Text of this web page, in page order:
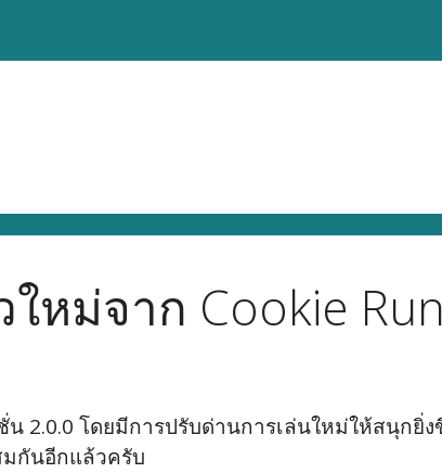
หม่จาก Cookie
2.0.0 โดยมีการปรับด่านการเล่นใหม่ให้สนุก
กันอีกแล้วครับ